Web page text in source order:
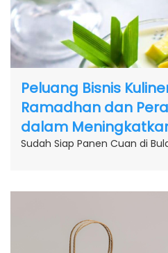
Peluang Bisnis
Ramadhan dan
dalam
Sudah Siap Panen Cuan di